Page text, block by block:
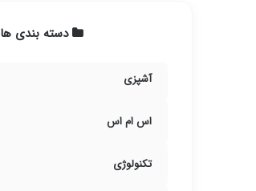
دسته بندی ها
آشپزی
اس ام اس
تکنولوژی